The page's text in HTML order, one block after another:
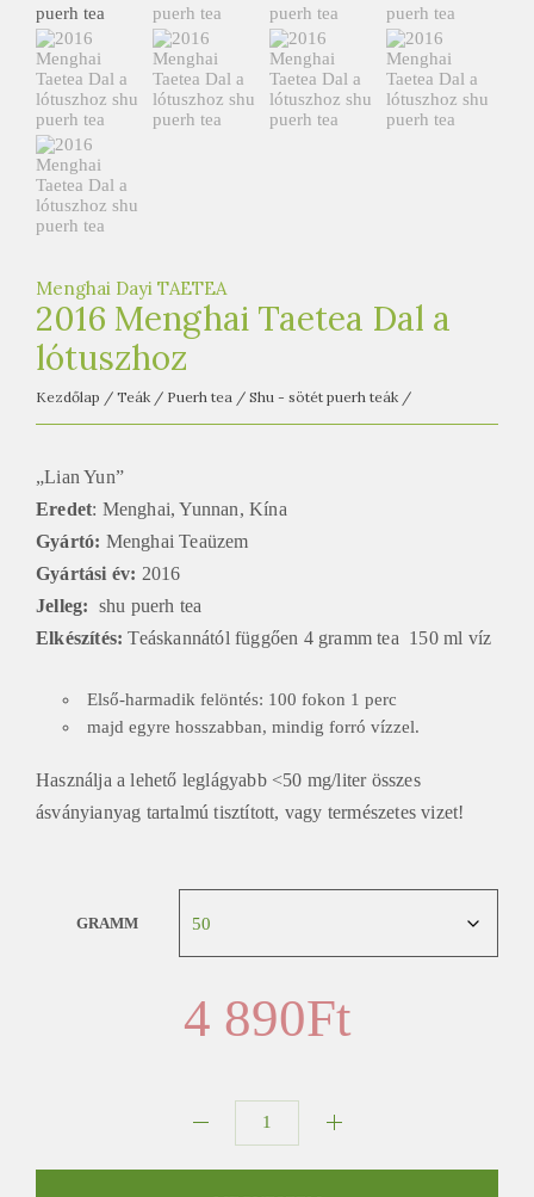
t
e
a
h
á
z
Menghai Dayi TAETEA
2016 Menghai Taetea Dal a
lótuszhoz
Kezdőlap / Teák / Puerh tea / Shu - sötét puerh teák /
„Lian Yun”
Eredet: Menghai, Yunnan, Kína
Gyártó: Menghai Teaüzem
Gyártási év: 2016
Jelleg: shu puerh tea
Elkészítés:Teáskannától függően 4 gramm tea 150 ml víz
Első-harmadik felöntés: 100 fokon 1 perc
majd egyre hosszabban, mindig forró vízzel.
Használja a lehető leglágyabb <50 mg/liter összes
ásványianyag tartalmú tisztított, vagy természetes vizet!
GRAMM
4 890Ft
Menghai